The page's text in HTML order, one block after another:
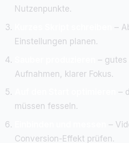
Nutzenpunkte.
–
Einstellungen planen.
–
Aufnahmen, klarer Fokus.
–
müssen fesseln.
–
Conversion-Effekt prüfen.